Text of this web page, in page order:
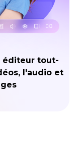
éditeur tout-
l'audio et